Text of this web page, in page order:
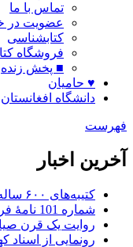
تماس با ما
عضویت در
کتابشناسی
فروشگاه
■ پخش زنده
♥ حامیان
دانشگاه افغانستان
فهرست
آخرین اخبار
کتیبه‌های ۶۰۰ ساله فارسی در هندوستان
شماره 101 نامۀ فرهنگستان منتشر شد
روایت یک قرن
رونمایی از